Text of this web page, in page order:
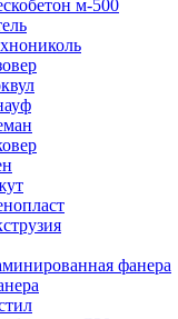
м-500
фанера